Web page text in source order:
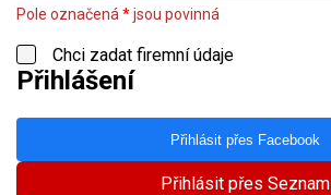
Pole označená *jsou povinná
Chci zadat firemní údaje
Přihlášení
Přihlásit přes Facebook
Přihlásit přes Seznam